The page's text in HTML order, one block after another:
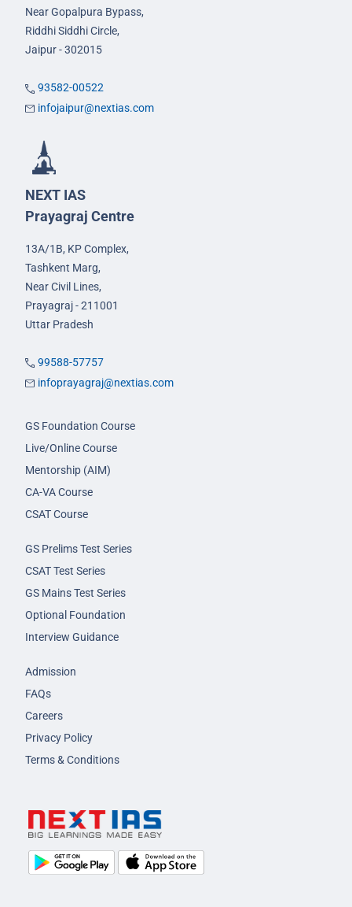
Near Gopalpura Bypass,
Riddhi Siddhi Circle,
Jaipur - 302015
93582-00522
infojaipur@nextias.com
NEXT IAS
Prayagraj Centre
13A/1B, KP Complex,
Tashkent Marg,
Near Civil Lines,
Prayagraj - 211001
Uttar Pradesh
99588-57757
infoprayagraj@nextias.com
GS Foundation Course
Live/Online Course
Mentorship (AIM)
CA-VA Course
CSAT Course
GS Prelims Test Series
CSAT Test Series
GS Mains Test Series
Optional Foundation
Interview Guidance
Admission
FAQs
Careers
Privacy Policy
Terms & Conditions